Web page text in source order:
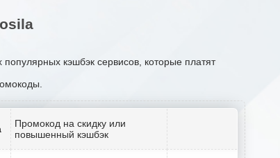
кэшбэк сервисов, которые платят
Промокод на скидку или
повышенный кэшбэк